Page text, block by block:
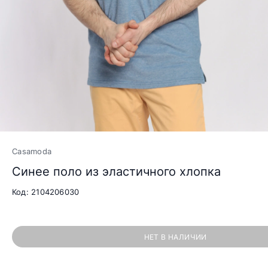
Casamoda
Синее поло из эластичного хлопка
Код: 2104206030
НЕТ В НАЛИЧИИ